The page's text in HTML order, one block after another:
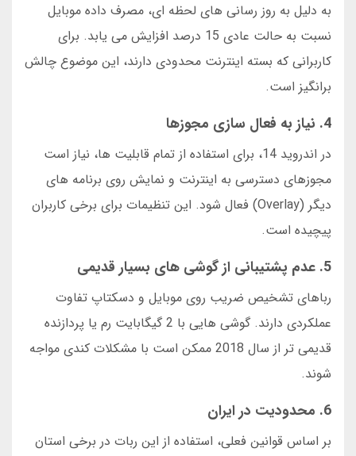
به دلیل به روز رسانی های لحظه ای، مصرف داده موبایل
نسبت به حالت عادی 15 درصد افزایش می یابد. برای
کاربرانی که بسته اینترنت محدودی دارند، این موضوع چالش
برانگیز است.
4. نیاز به فعال سازی مجوزها
در اندروید 14، برای استفاده از تمام قابلیت ها، نیاز است
مجوزهای دسترسی به اینترنت و نمایش روی برنامه های
دیگر (Overlay) فعال شود. این تنظیمات برای برخی کاربران
پیچیده است.
5. عدم پشتیبانی از گوشی های بسیار قدیمی
رباهای تشخیص ضریب روی موبایل و دسکتاپ تفاوت
عملکردی دارند. گوشی هایی با 2 گیگابایت رم یا پردازنده
قدیمی تر از سال 2018 ممکن است با مشکلات کندی مواجه
شوند.
6. محدودیت در ایران
بر اساس قوانین فعلی، استفاده از این ربات در برخی استان